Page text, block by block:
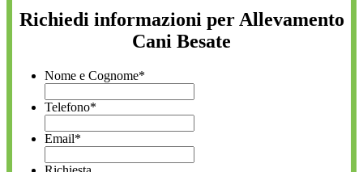
Richiedi informazioni per Allevamento
Cani Besate
Nome e Cognome*
Telefono*
Email*